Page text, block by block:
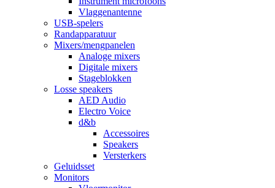
Vlaggenantenne
USB-spelers
Randapparatuur
Mixers/mengpanelen
Analoge mixers
Digitale mixers
Stageblokken
Losse speakers
AED Audio
Electro Voice
d&b
Accessoires
Speakers
Versterkers
Geluidsset
Monitors